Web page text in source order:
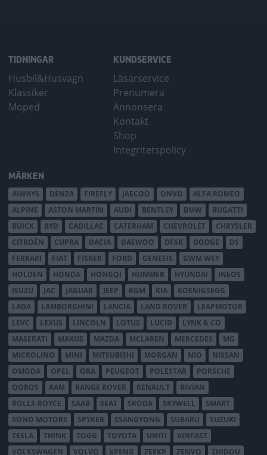
TIDNINGAR
Husbil&Husvagn
Klassiker
Moped
KUNDSERVICE
Läsarservice
Prenumera
Annonsera
Kontakt
Shop
Integritetspolicy
MÄRKEN
AIWAYS DENZA FIREFLY JAECOO ONVO
ALFA ROMEO
ALPINE
ASTON MARTIN AUDI BENTLEY BMW
BUGATTI
BUICK
BYD CADILLAC CATERHAM CHEVROLET
CHRYSLER
CITROËN
CUPRA DACIA DAEWOO DFSK DODGE
DS
FERRARI
FIAT FISKER FORD GENESIS
GWM WEY
HOLDEN
HONDA HONGQI HUMMER HYUNDAI
INEOS
ISUZU
JAC JAGUAR JEEP KGM KIA
KOENIGSEGG
LADA
LAMBORGHINI LANCIA LAND ROVER
LEAPMOTOR
LEVC
LEXUS LINCOLN LOTUS LUCID
LYNK & CO
MASERATI
MAXUS MAZDA MCLAREN MERCEDES
MG
MICROLINO
MINI MITSUBISHI MORGAN NIO
NISSAN
OMODA
OPEL ORA PEUGEOT POLESTAR
PORSCHE
QOROS
RAM RANGE ROVER RENAULT
RIVIAN
ROLLS-ROYCE
SAAB SEAT SKODA SKYWELL
SMART
SONO MOTORS
SPYKER SSANGYONG SUBARU
SUZUKI
TESLA
THINK TOGG TOYOTA UNITI
VINFAST
VOLKSWAGEN
VOLVO XPENG ZEEKR ZENVO ZHIDOU